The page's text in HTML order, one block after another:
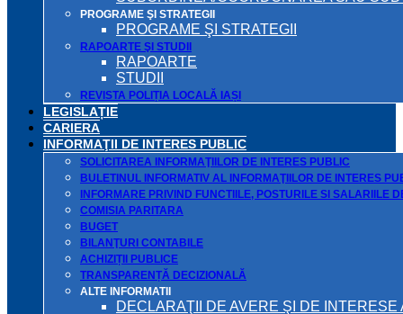
PROGRAME ŞI STRATEGII
PROGRAME ŞI STRATEGII
RAPOARTE ŞI STUDII
RAPOARTE
STUDII
REVISTA POLIȚIA LOCALĂ IAȘI
LEGISLAȚIE
CARIERA
INFORMAŢII DE INTERES PUBLIC
SOLICITAREA INFORMAŢIILOR DE INTERES PUBLIC
BULETINUL INFORMATIV AL INFORMAŢIILOR DE INTERES
INFORMARE PRIVIND FUNCTIILE, POSTURILE SI
COMISIA PARITARA
BUGET
BILANŢURI CONTABILE
ACHIZIȚII PUBLICE
TRANSPARENȚĂ DECIZIONALĂ
ALTE INFORMATII
DECLARAŢII DE AVERE ŞI DE